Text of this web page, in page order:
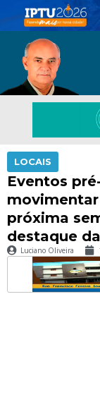
LOCAIS
Eventos
próxima
destaque
Luciano Oliveira